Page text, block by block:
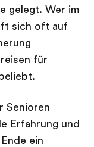
gelegt. Wer im
sich oft auf
für
Senioren
Erfahrung und
ein